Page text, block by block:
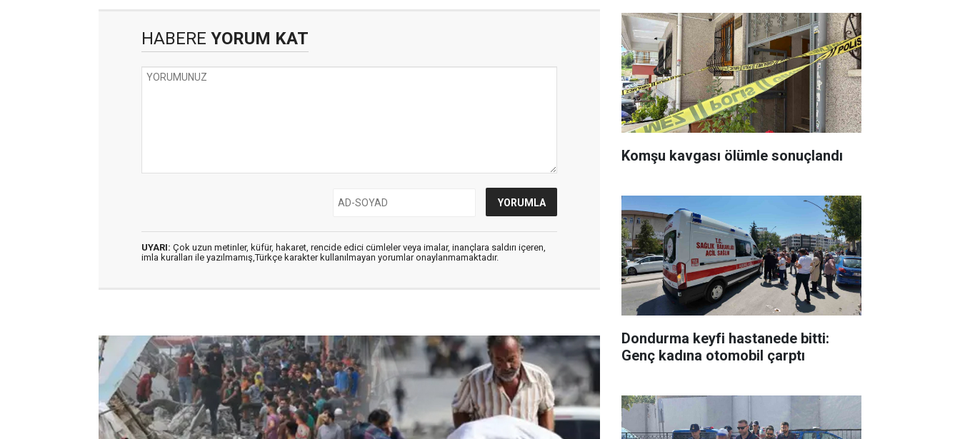
HABERE YORUM KAT
UYARI: Çok uzun metinler, küfür, hakaret, rencide edici cümleler veya imalar, inançlara saldırı içeren,
imla kuralları ile yazılmamış,Türkçe karakter kullanılmayan yorumlar onaylanmamaktadır.
Komşu kavgası ölümle sonuçlandı
Dondurma keyfi hastanede bitti:
Genç kadına otomobil çarptı